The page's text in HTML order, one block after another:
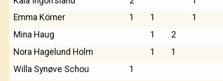
Emma Körner
1 1
1
Mina Haug
1
2
Nora Hagelund Holm
1
1
Willa Synøve Schou
1